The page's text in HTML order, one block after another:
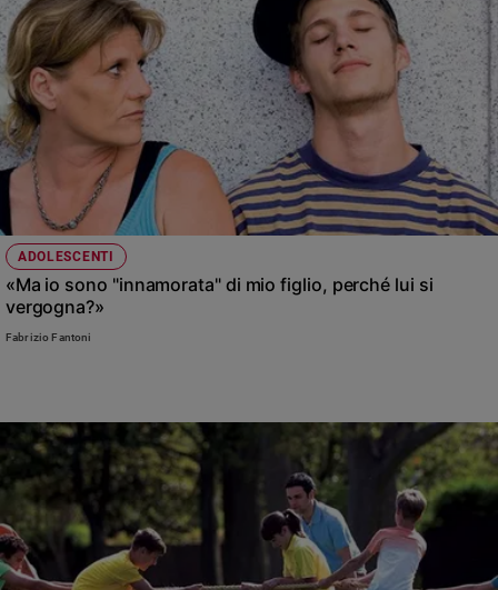
ADOLESCENTI
«Ma io sono "innamorata" di mio figlio, perché lui si
vergogna?»
Fabrizio Fantoni